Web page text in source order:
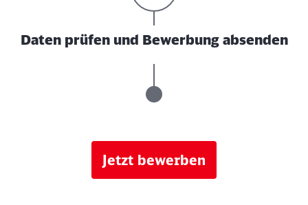
Daten prüfen und Bewerbung absenden
Jetzt bewerben